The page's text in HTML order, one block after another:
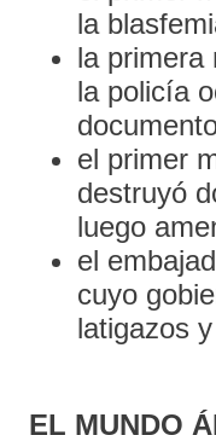
la
la primera
la policía
el primer
destruyó
luego
el
cuyo
latigazos
EL MUNDO